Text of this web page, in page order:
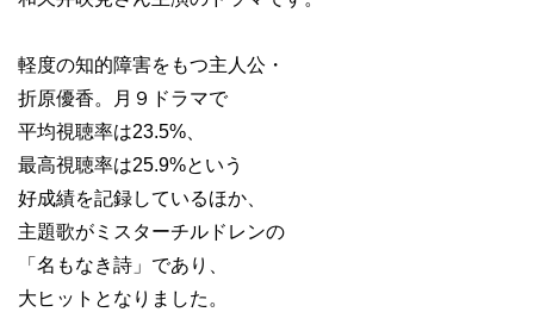
軽度の知的障害をもつ主人公・
折原優香。月９ドラマで
平均視聴率は23.5%、
最高視聴率は25.9%という
好成績を記録しているほか、
主題歌がミスターチルドレンの
「名もなき詩」であり、
大ヒットとなりました。